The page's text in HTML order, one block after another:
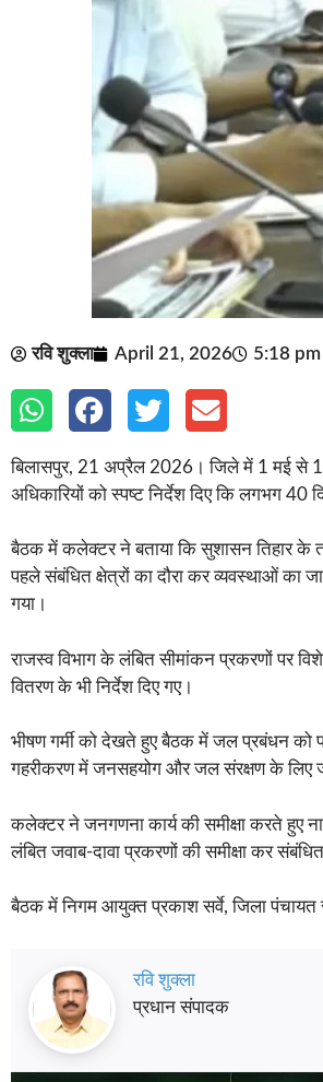
रवि शुक्ला April 21, 2026 5:18 pm
बिलासपुर, 21 अप्रैल 2026। जिले में 1 मई से
अधिकारियों को स्पष्ट निर्देश दिए कि लगभग 40
बैठक में कलेक्टर ने बताया कि सुशासन तिहार के
पहले संबंधित क्षेत्रों का दौरा कर व्यवस्थाओं का
गया।
राजस्व विभाग के लंबित सीमांकन प्रकरणों पर
वितरण के भी निर्देश दिए गए।
भीषण गर्मी को देखते हुए बैठक में जल प्रबंधन को
गहरीकरण में जनसहयोग और जल संरक्षण के लिए
कलेक्टर ने जनगणना कार्य की समीक्षा करते हुए
लंबित जवाब-दावा प्रकरणों की समीक्षा कर
बैठक में निगम आयुक्त प्रकाश सर्वे, जिला पंचायत
रवि शुक्ला
प्रधान संपादक